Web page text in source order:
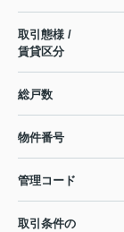
取引態様 /
賃貸区分
総戸数
物件番号
管理コード
取引条件の